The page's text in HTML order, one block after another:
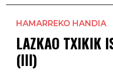
HAMARREKO HANDIA
LAZKAO TXIKIK
(III)